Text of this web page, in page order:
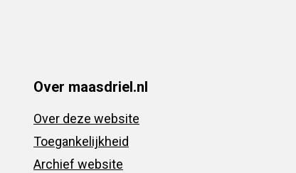
Over maasdriel.nl
Over deze website
Toegankelijkheid
Archief website